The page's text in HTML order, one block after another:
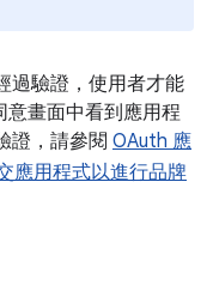
過驗證，使用者才能
意畫面中看到應用程
證，請參閱 OAuth 應
應用程式以進行品牌